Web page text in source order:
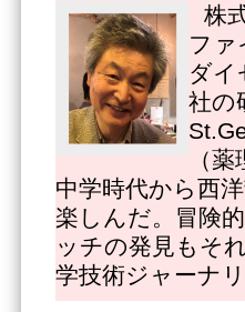
株
ファ
ダイ
社の
（
中学時代から西
楽しんだ。冒険
ッチの発見もそ
学技術ジャーナ